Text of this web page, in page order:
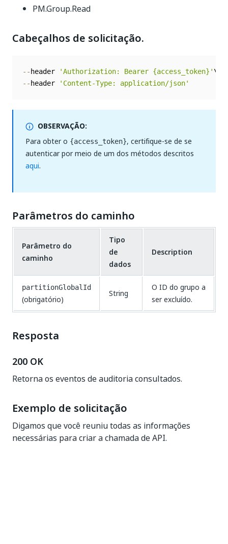
PM.Group.Read
Cabeçalhos de solicitação.
-- header 'Authorization: Bearer {access_token}'
-- header 'Content-Type: application/json'
OBSERVAÇÃO:
Para obter o {access_token}, certifique-se de se
autenticar por meio de um dos métodos descritos
aqui.
Parâmetros do caminho
Parâmetro do
caminho
Tipo
de
dados
Description
partitionGlobalId
(obrigatório)
String
O ID do grupo a
ser excluído.
Resposta
200 OK
Retorna os eventos de auditoria consultados.
Exemplo de solicitação
Digamos que você reuniu todas as informações
necessárias para criar a chamada de API.